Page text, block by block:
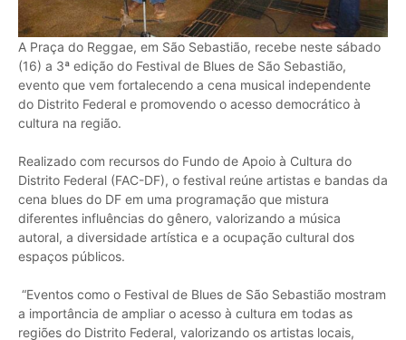
A Praça do Reggae, em São Sebastião, recebe neste sábado
(16) a 3ª edição do Festival de Blues de São Sebastião,
evento que vem fortalecendo a cena musical independente
do Distrito Federal e promovendo o acesso democrático à
cultura na região.
Realizado com recursos do Fundo de Apoio à Cultura do
Distrito Federal (FAC-DF), o festival reúne artistas e bandas da
cena blues do DF em uma programação que mistura
diferentes influências do gênero, valorizando a música
autoral, a diversidade artística e a ocupação cultural dos
espaços públicos.
“Eventos como o Festival de Blues de São Sebastião mostram
a importância de ampliar o acesso à cultura em todas as
regiões do Distrito Federal, valorizando os artistas locais,